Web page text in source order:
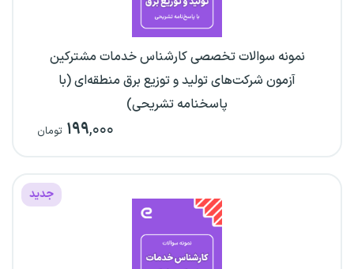
نمونه سوالات تخصصی کارشناس خدمات مشترکین
آزمون شرکت‌های تولید و توزیع برق منطقه‌ای (با
پاسخنامه تشریحی)
۱۹۹,۰۰۰ تومان
جدید